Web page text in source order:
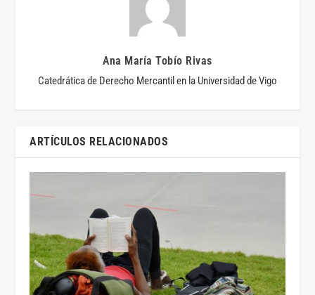
Ana María Tobío Rivas
Catedrática de Derecho Mercantil en la Universidad de Vigo
ARTÍCULOS RELACIONADOS